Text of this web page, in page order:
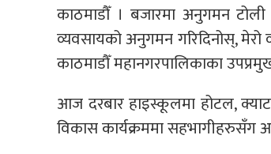
काठमाडौँ । बजारमा अनुगमन
व्यवसायको अनुगमन गरिदिनोस्, मेरो
काठमाडौँ महानगरपालिकाका
आज दरबार हाइस्कूलमा होटल,
विकास कार्यक्रममा सहभागीहरुसँग